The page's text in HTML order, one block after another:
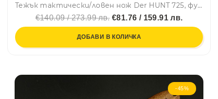
Тежък тактически/ловен нож Der HUNT 725, фултанг, стомана D2 , дръжка G10, тактическа кания KYDEX
€140.09 / 273.99 лв.€81.76 / 159.91 лв.
ДОБАВИ В КОЛИЧКА
-45%